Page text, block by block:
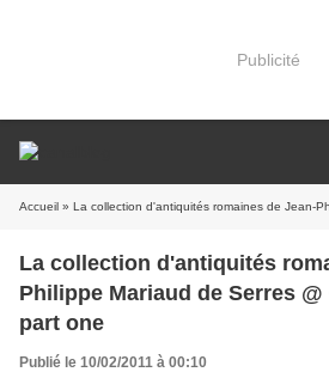
Publicité
Accueil » La collection d'antiquités romaines de Jean-Philippe
La collection d'antiquités
Philippe Mariaud de Serres
part one
Publié le 10/02/2011 à 00:10